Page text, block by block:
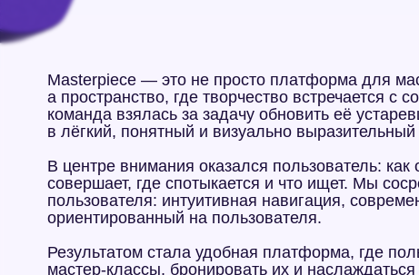
В центре внимания оказался пользователь: как он
совершает, где спотыкается и что ищет. Мы
пользователя: интуитивная навигация, современная
Результатом стала удобная платформа, где
мастер-классы, бронировать их и наслаждаться
С чего мы